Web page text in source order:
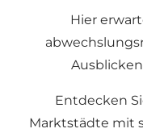
Hier
Entdecken
Marktstädte mit